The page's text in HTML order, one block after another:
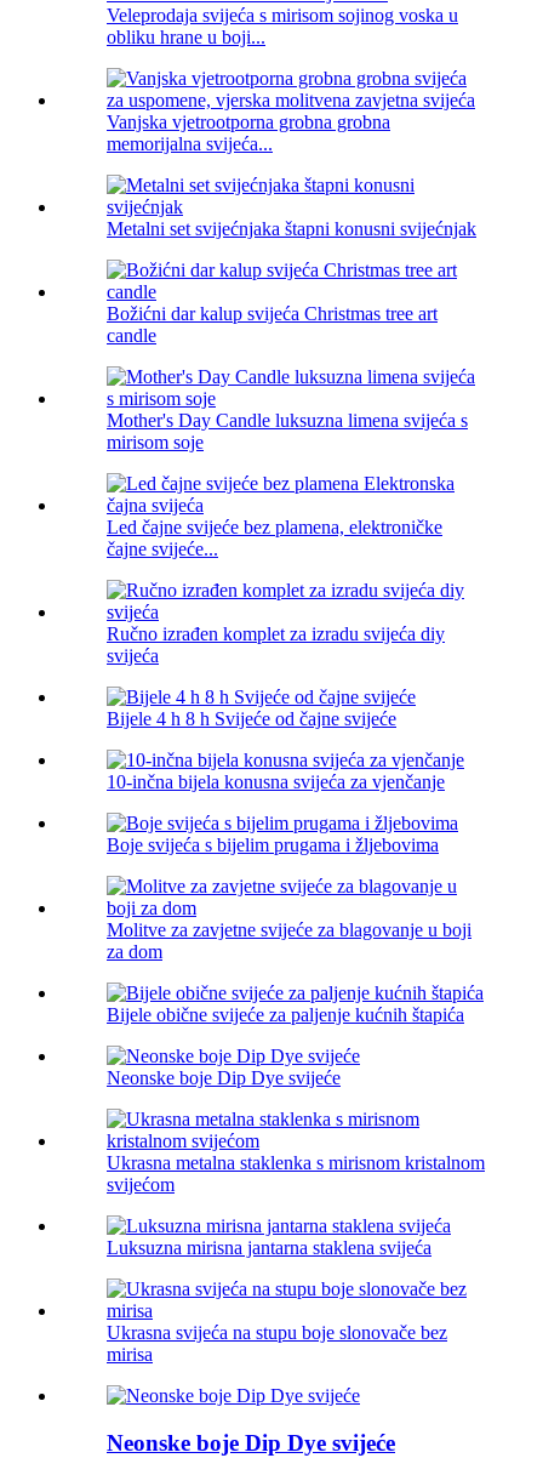
Veleprodaja svijeća s mirisom sojinog voska u
obliku hrane u boji...
Vanjska vjetrootporna grobna grobna
memorijalna svijeća...
Metalni set svijećnjaka štapni konusni svijećnjak
Božićni dar kalup svijeća Christmas tree art
candle
Mother's Day Candle luksuzna limena svijeća s
mirisom soje
Led čajne svijeće bez plamena, elektroničke
čajne svijeće...
Ručno izrađen komplet za izradu svijeća diy
svijeća
Bijele 4 h 8 h Svijeće od čajne svijeće
10-inčna bijela konusna svijeća za vjenčanje
Boje svijeća s bijelim prugama i žljebovima
Molitve za zavjetne svijeće za blagovanje u boji
za dom
Bijele obične svijeće za paljenje kućnih štapića
Neonske boje Dip Dye svijeće
Ukrasna metalna staklenka s mirisnom kristalnom
svijećom
Luksuzna mirisna jantarna staklena svijeća
Ukrasna svijeća na stupu boje slonovače bez
mirisa
Neonske boje Dip Dye svijeće